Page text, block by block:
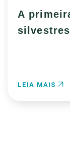
A
silvestres
LEIA MAIS